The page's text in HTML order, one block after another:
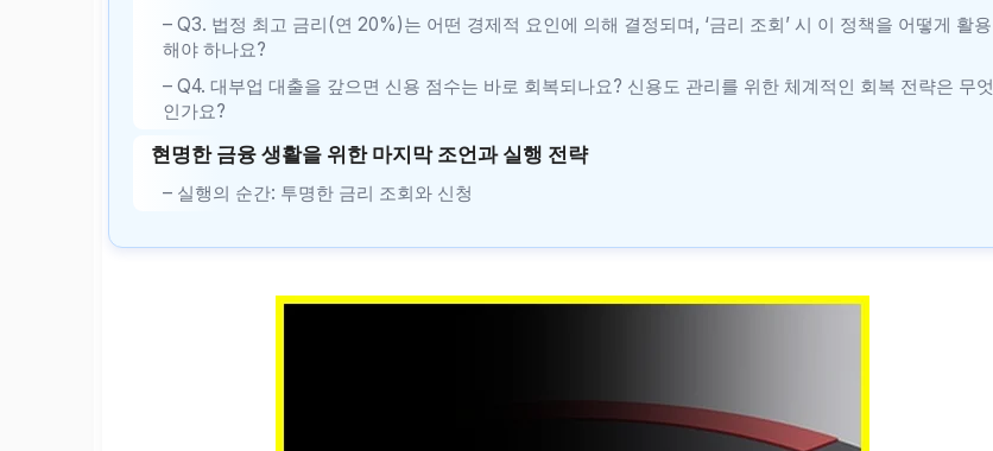
– Q3. 법정 최고 금리(연 20%)는 어떤 경제적 요인에 의해 결정되며, ‘금리 조회’ 시 이 정책을 어떻게 활용
해야 하나요?
– Q4. 대부업 대출을 갚으면 신용 점수는 바로 회복되나요? 신용도 관리를 위한 체계적인 회복 전략은 무엇
인가요?
현명한 금융 생활을 위한 마지막 조언과 실행 전략
– 실행의 순간: 투명한 금리 조회와 신청